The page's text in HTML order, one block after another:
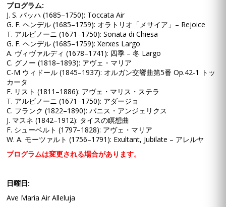
プログラム:
J. S. バッハ (1685–1750): Toccata Air
G. F. ヘンデル (1685–1759): オラトリオ「メサイア」– Rejoice
T. アルビノーニ (1671–1750): Sonata di Chiesa
G. F. ヘンデル (1685–1759): Xerxes Largo
A. ヴィヴァルディ (1678–1741): 四季 – 冬 Largo
C. グノー (1818–1893): アヴェ・マリア
C-M ウィドール (1845–1937): オルガン交響曲第5番 Op.42-1 トッ
カータ
F. リスト (1811–1886): アヴェ・マリス・ステラ
T. アルビノーニ (1671–1750): アダージョ
C. フランク (1822–1890): パニス・アンジェリクス
J. マスネ (1842–1912): タイスの瞑想曲
F. シューベルト (1797–1828): アヴェ・マリア
W. A. モーツァルト (1756–1791): Exultant, Jubilate – アレルヤ
プログラムは変更される場合があります。
日曜日:
Ave Maria Air Alleluja